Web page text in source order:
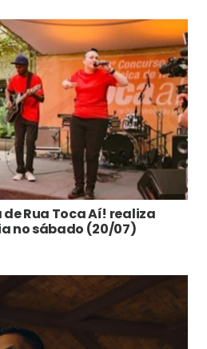
Rua Toca Aí! realiza
no sábado (20/07)